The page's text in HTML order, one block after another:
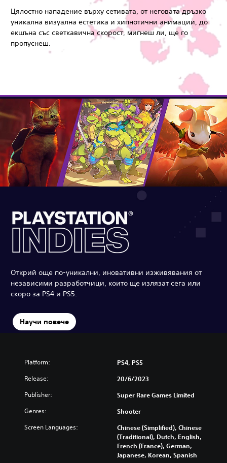
Цялостно нападение върху сетивата, от неговата дръзко
уникална визуална естетика и хипнотични анимации, до
екшъна със светкавична скорост, мигнеш ли, ще го
пропуснеш.
Открий още по-уникални, иновативни изживявания от
независими разработчици, които ще излязат сега или
скоро за PS4 и PS5.
Научи повече
Platform: PS4, PS5
Release: 20/6/2023
Publisher: Super Rare Games Limited
Genres: Shooter
Screen Languages:
Chinese (Simplified), Chinese
(Traditional), Dutch, English,
French (France), German,
Japanese, Korean, Spanish